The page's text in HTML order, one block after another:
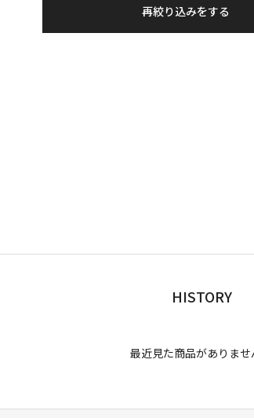
再絞り込みをする
HISTORY
最近見た商品がありませ